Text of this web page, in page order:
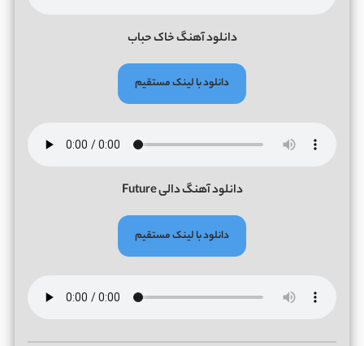
دانلود آهنگ خاک حباب
دانلود با لینک مستقیم
دانلود آهنگ دالی Future
دانلود با لینک مستقیم